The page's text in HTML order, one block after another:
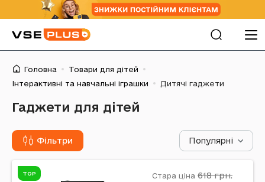
Головна
Товари для дітей
Інтерактивні та навчальні іграшки
Дитячі гаджети
Гаджети для дітей
Фільтри Популярні
TOP Стара ціна 618грн.